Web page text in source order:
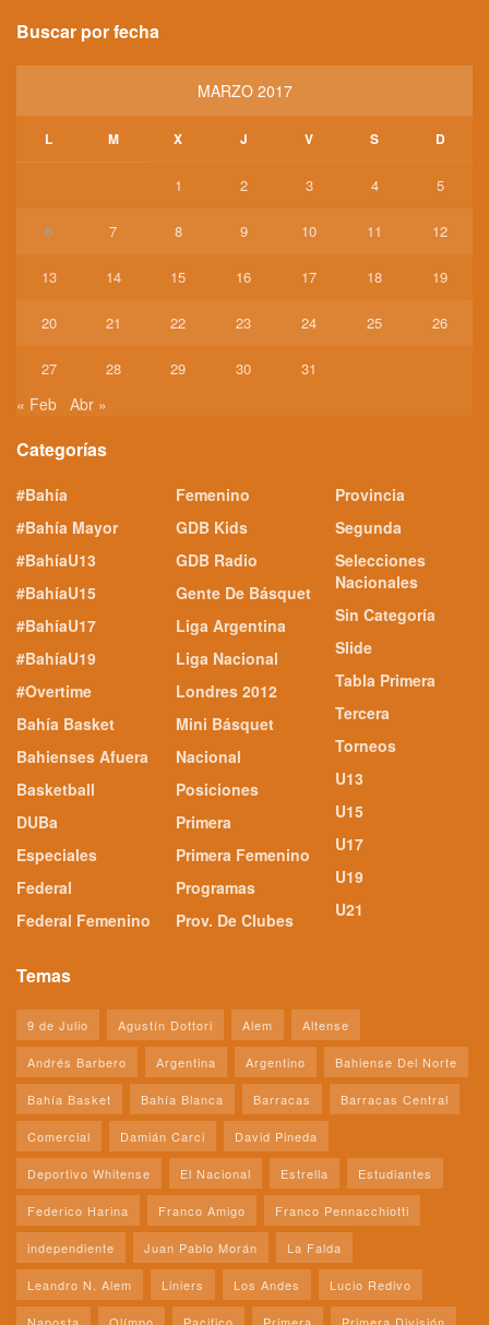
Buscar por fecha
MARZO 2017
L M X J V S D
1 2 3 4 5
6 7 8 9 10 11 12
13 14 15 16 17 18 19
20 21 22 23 24 25 26
27 28 29 30 31
« Feb Abr »
Categorías
#Bahía
#Bahía Mayor
#BahíaU13
#BahíaU15
#BahíaU17
#BahíaU19
#Overtime
Bahía Basket
Bahienses Afuera
Basketball
DUBa
Especiales
Federal
Federal Femenino
Femenino
GDB Kids
GDB Radio
Gente De Básquet
Liga Argentina
Liga Nacional
Londres 2012
Mini Básquet
Nacional
Posiciones
Primera
Primera Femenino
Programas
Prov. De Clubes
Provincia
Segunda
Selecciones
Nacionales
Sin Categoría
Slide
Tabla Primera
Tercera
Torneos
U13
U15
U17
U19
U21
Temas
9 de Julio Agustín Dottori Alem Altense
Andrés Barbero Argentina Argentino Bahiense Del Norte
Bahía Basket Bahía Blanca Barracas Barracas Central
Comercial Damián Carci David Pineda
Deportivo Whitense El Nacional Estrella Estudiantes
Federico Harina Franco Amigo Franco Pennacchiotti
independiente Juan Pablo Morán La Falda
Leandro N. Alem Liniers Los Andes Lucio Redivo